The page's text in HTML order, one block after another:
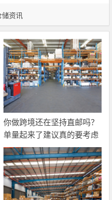
资讯
你做跨境还在坚持直邮吗？
单量起来了建议真的要考虑
一下海外仓一件代发